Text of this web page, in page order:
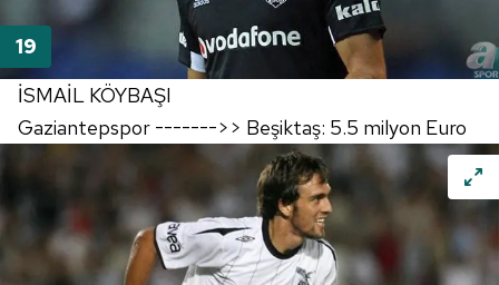
İSMAİL KÖYBAŞI
Gaziantepspor ------->> Beşiktaş: 5.5 milyon Euro